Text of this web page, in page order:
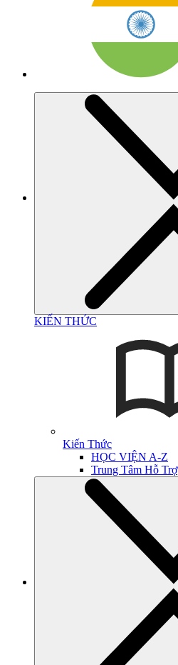
KIẾN THỨC
Kiến Thức
HỌC VIỆN A-Z
Trung Tâm Hỗ Trợ